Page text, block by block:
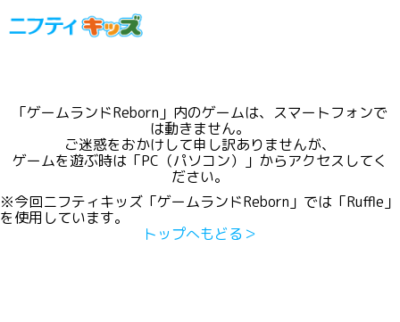
「ゲームランドReborn」内のゲームは、スマートフォンで
は動きません。
ご迷惑をおかけして申し訳ありませんが、
ゲームを遊ぶ時は「PC（パソコン）」からアクセスしてく
ださい。
※今回ニフティキッズ「ゲームランドReborn」では「Ruffle」
を使用しています。
トップへもどる＞